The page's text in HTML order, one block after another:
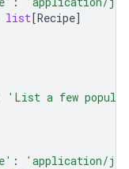
list[Recipe]
'List a few
:
'application/